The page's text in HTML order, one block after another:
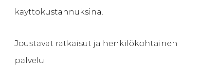
käyttökustannuksina.
Joustavat ratkaisut ja henkilökohtainen
palvelu.